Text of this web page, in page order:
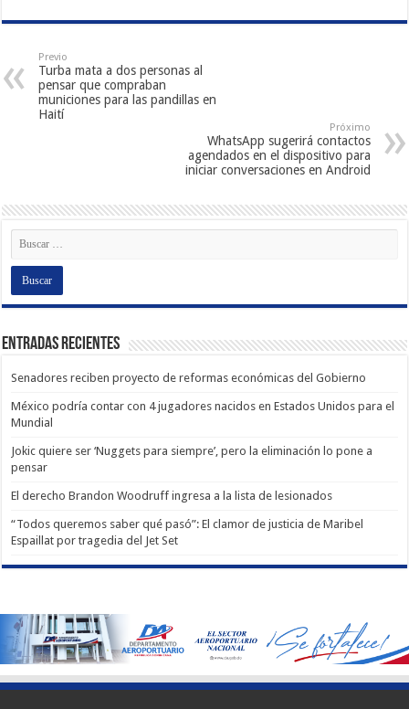
Previo
Turba mata a dos personas al
pensar que compraban
municiones para las pandillas en
Haití
Próximo
WhatsApp sugerirá contactos
agendados en el dispositivo para
iniciar conversaciones en Android
Entradas recientes
Senadores reciben proyecto de reformas económicas del Gobierno
México podría contar con 4 jugadores nacidos en Estados Unidos para el
Mundial
Jokic quiere ser ‘Nuggets para siempre’, pero la eliminación lo pone a
pensar
El derecho Brandon Woodruff ingresa a la lista de lesionados
“Todos queremos saber qué pasó”: El clamor de justicia de Maribel
Espaillat por tragedia del Jet Set